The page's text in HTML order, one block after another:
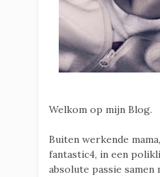
Welkom op mijn Blog.
Buiten werkende
fantastic4, in een
absolute passie samen